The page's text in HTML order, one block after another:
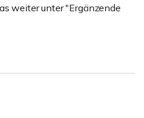
weiter unter "Ergänzende